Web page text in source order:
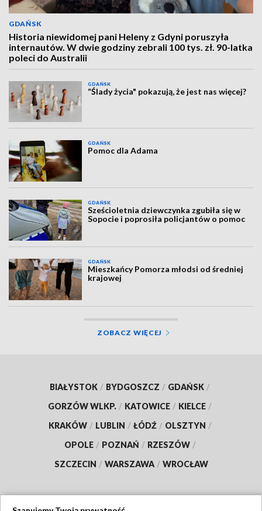
GDAŃSK
Historia niewidomej pani Heleny z Gdyni poruszyła
internautów. W dwie godziny zebrali 100 tys. zł. 90-latka
poleci do Australii
GDAŃSK
“Ślady życia" pokazują, że jest nas więcej?
GDAŃSK
Pomoc dla Adama
GDAŃSK
Sześcioletnia dziewczynka zgubiła się w
Sopocie i poprosiła policjantów o pomoc
GDAŃSK
Mieszkańcy Pomorza młodsi od średniej
krajowej
ZOBACZ WIĘCEJ
BIAŁYSTOK / BYDGOSZCZ / GDAŃSK /
GORZÓW WLKP. / KATOWICE / KIELCE /
KRAKÓW / LUBLIN / ŁÓDŹ / OLSZTYN /
OPOLE / POZNAŃ / RZESZÓW /
SZCZECIN / WARSZAWA / WROCŁAW